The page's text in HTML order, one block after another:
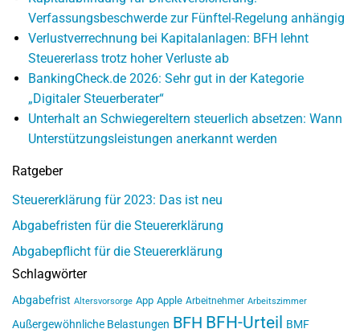
Verfassungsbeschwerde zur Fünftel-Regelung anhängig
Verlustverrechnung bei Kapitalanlagen: BFH lehnt
Steuererlass trotz hoher Verluste ab
BankingCheck.de 2026: Sehr gut in der Kategorie
„Digitaler Steuerberater“
Unterhalt an Schwiegereltern steuerlich absetzen: Wann
Unterstützungsleistungen anerkannt werden
Ratgeber
Steuererklärung für 2023: Das ist neu
Abgabefristen für die Steuererklärung
Abgabepflicht für die Steuererklärung
Schlagwörter
Abgabefrist Altersvorsorge App Apple Arbeitnehmer Arbeitszimmer
Außergewöhnliche Belastungen BFH BFH-Urteil BMF